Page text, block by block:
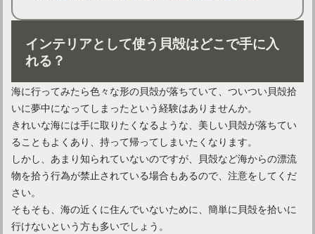
インテリアとして使う貝殻はどこで手に入
れる？
海に行ってみたら色々な形の貝殻が落ちていて、ついつい貝殻拾
いに夢中になってしまったという経験はありませんか。
きれいな海には手に取りたくなるような、美しい貝殻が落ちてい
ることもよくあり、持って帰ってしまいたくなります。
しかし、あまり知られていないのですが、貝殻など海からの漂流
物を拾う行為が禁止されている場合もあるので、注意をしてくだ
さい。
そもそも、海の近くに住んでいないために、簡単に貝殻を拾いに
行けないという方も多いでしょう。